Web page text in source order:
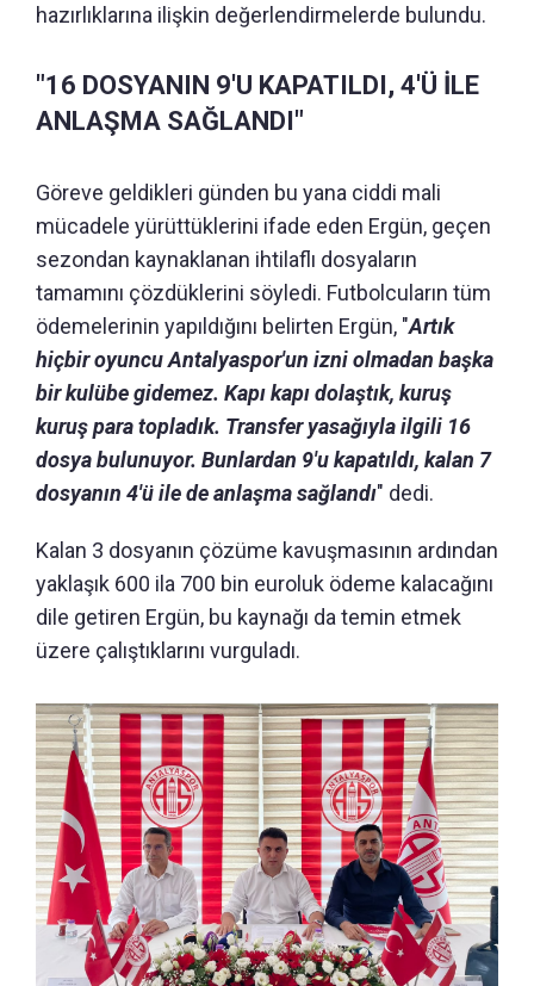
hazırlıklarına ilişkin değerlendirmelerde bulundu.
"16 DOSYANIN 9'U KAPATILDI, 4'Ü İLE
ANLAŞMA SAĞLANDI"
Göreve geldikleri günden bu yana ciddi mali
mücadele yürüttüklerini ifade eden Ergün, geçen
sezondan kaynaklanan ihtilaflı dosyaların
tamamını çözdüklerini söyledi. Futbolcuların tüm
ödemelerinin yapıldığını belirten Ergün, "Artık
hiçbir oyuncu Antalyaspor'un izni olmadan başka
bir kulübe gidemez. Kapı kapı dolaştık, kuruş
kuruş para topladık. Transfer yasağıyla ilgili 16
dosya bulunuyor. Bunlardan 9'u kapatıldı, kalan 7
dosyanın 4'ü ile de anlaşma sağlandı" dedi.
Kalan 3 dosyanın çözüme kavuşmasının ardından
yaklaşık 600 ila 700 bin euroluk ödeme kalacağını
dile getiren Ergün, bu kaynağı da temin etmek
üzere çalıştıklarını vurguladı.